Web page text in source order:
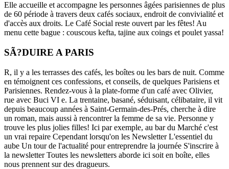
Elle accueille et accompagne les personnes âgées parisiennes de plus
de 60 période à travers deux cafés sociaux, endroit de convivialité et
d'accès aux droits. Le Café Social reste ouvert par les fêtes! Au
menu cette bague : couscous kefta, tajine aux coings et poulet yassa!
SÃ?DUIRE A PARIS
R, il y a les terrasses des cafés, les boîtes ou les bars de nuit. Comme
en témoignent ces confessions, et conseils, de quelques Parisiens et
Parisiennes. Rendez-vous à la plate-forme d'un café avec Olivier,
rue avec Buci VI e. La trentaine, basané, séduisant, célibataire, il vit
depuis beaucoup années à Saint-Germain-des-Prés, cherche à dire
un roman, mais aussi à rencontrer la femme de sa vie. Personne y
trouve les plus jolies filles! Ici par exemple, au bar du Marché c'est
un vrai repaire Cependant lorsqu'on les Newsletter L'essentiel du
aube Un tour de l'actualité pour entreprendre la journée S'inscrire à
la newsletter Toutes les newsletters aborde ici soit en boîte, elles
nous prennent sur des dragueurs.